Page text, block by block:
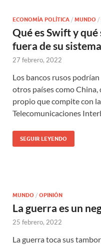
ECONOMÍA POLÍTICA / MUNDO /
Qué es Swift y
fuera de su
27 febrero, 2022
Los bancos rusos
otros países como China,
propio que compite con
Telecomunicaciones
SEGUIR LEYENDO
MUNDO / OPINIÓN
La guerra es un
25 febrero, 2022
La guerra toca sus